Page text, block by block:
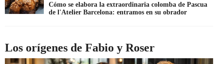
Cómo se elabora la extraordinaria colomba de Pascua
de l'Atelier Barcelona: entramos en su obrador
Los orígenes de Fabio y Roser